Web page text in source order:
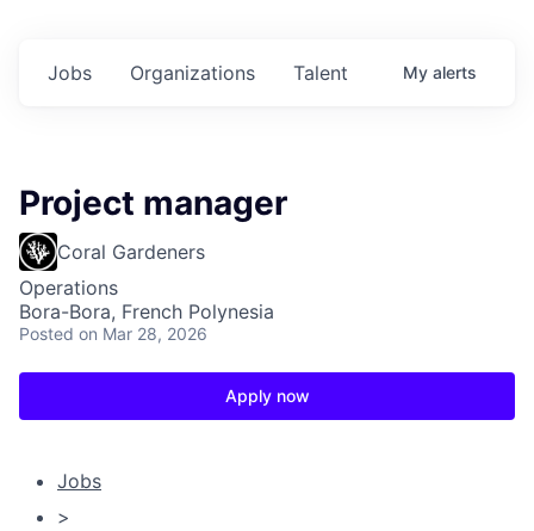
Jobs Organizations Talent My alerts
Project manager
Coral Gardeners
Operations
Bora-Bora, French Polynesia
Posted on Mar 28, 2026
Apply now
Jobs
>